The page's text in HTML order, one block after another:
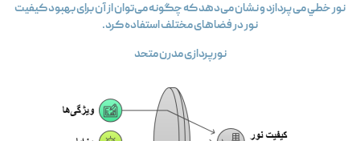
نور خطي می‌پردازد و نشان می‌دهد که چگونه می‌توان از آن برای بهبود کیفیت
نور در فضاهای مختلف استفاده کرد.
نورپردازی مدرن متحد